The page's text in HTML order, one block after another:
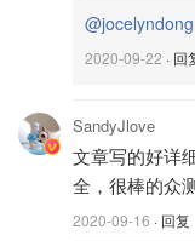
图片来自
@jocelyndong
2020-09-22 · 回
SandyJlove
文章写的好详
全，很棒的众
2020-09-16 · 回复